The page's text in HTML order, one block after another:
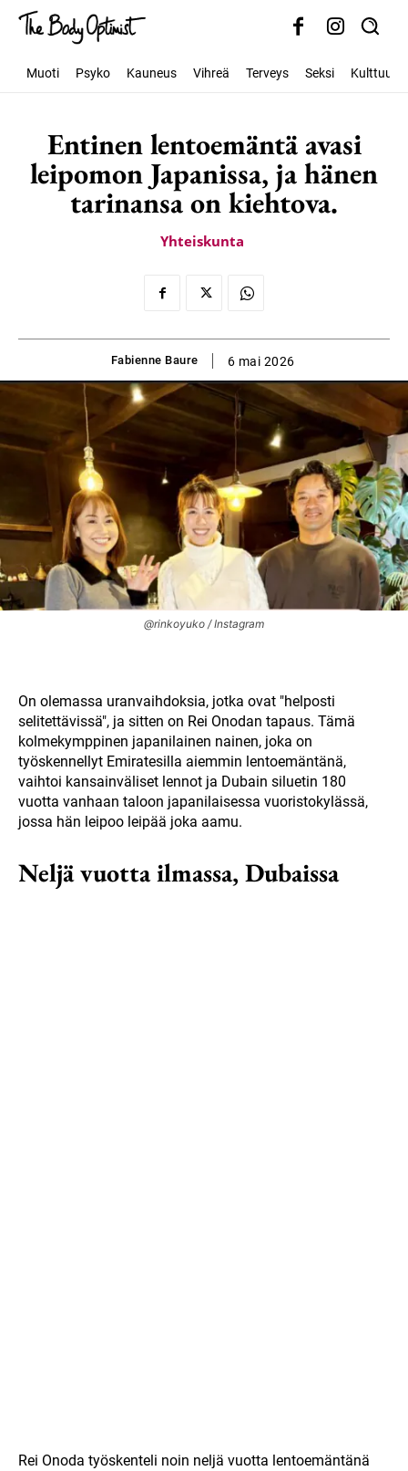
Muoti Psyko Kauneus Vihreä Terveys Seksi Kulttuuri
Entinen lentoemäntä avasi
leipomon Japanissa, ja hänen
tarinansa on kiehtova.
Yhteiskunta
Fabienne Baure 6 mai 2026
@rinkoyuko / Instagram
On olemassa uranvaihdoksia, jotka ovat "helposti
selitettävissä", ja sitten on Rei Onodan tapaus. Tämä
kolmekymppinen japanilainen nainen, joka on
työskennellyt Emiratesilla aiemmin lentoemäntänä,
vaihtoi kansainväliset lennot ja Dubain siluetin 180
vuotta vanhaan taloon japanilaisessa vuoristokylässä,
jossa hän leipoo leipää joka aamu.
Neljä vuotta ilmassa, Dubaissa
Rei Onoda työskenteli noin neljä vuotta lentoemäntänä